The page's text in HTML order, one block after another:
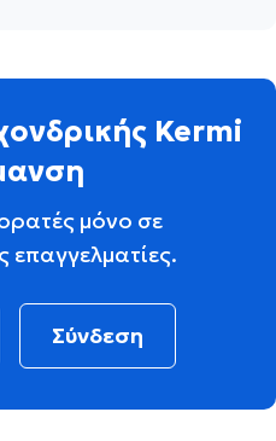
Kermi
ορατές μόνο σε
επαγγελματίες.
Σύνδεση